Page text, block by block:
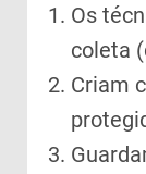
Os
coleta
Criam